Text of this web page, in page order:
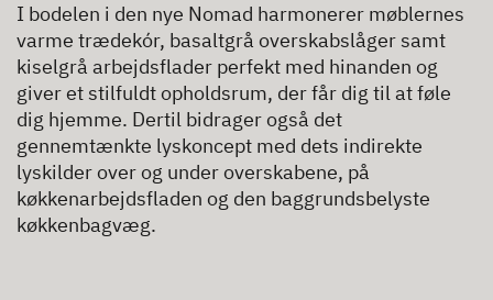
I bodelen i den nye Nomad harmonerer møblernes
varme trædekór, basaltgrå overskabslåger samt
kiselgrå arbejdsflader perfekt med hinanden og
giver et stilfuldt opholdsrum, der får dig til at føle
dig hjemme. Dertil bidrager også det
gennemtænkte lyskoncept med dets indirekte
lyskilder over og under overskabene, på
køkkenarbejdsfladen og den baggrundsbelyste
køkkenbagvæg.